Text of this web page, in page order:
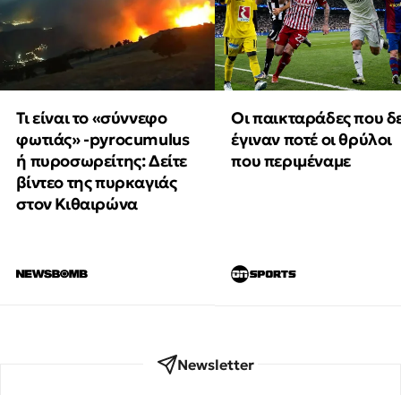
Τι είναι το «σύννεφο
φωτιάς» -pyrocumulus
ή πυροσωρείτης: Δείτε
βίντεο της πυρκαγιάς
στον Κιθαιρώνα
Οι παικταράδες που
έγιναν ποτέ οι θρύλοι
που περιμέναμε
Newsletter